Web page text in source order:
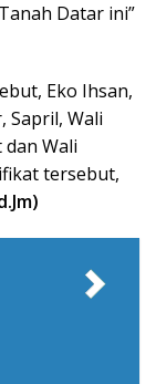
Datar ini”
Eko Ihsan,
Sapril, Wali
Wali
tersebut,